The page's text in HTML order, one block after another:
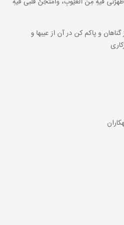
و پاكم كن در آن از عيبها و